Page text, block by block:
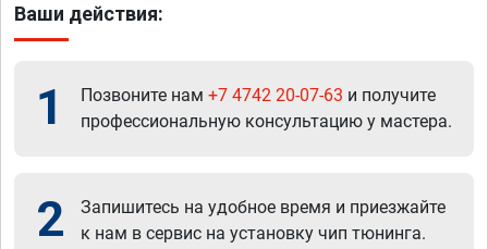
Ваши действия:
1 Позвоните нам +7 4742 20-07-63 и получите
профессиональную консультацию у мастера.
2
Запишитесь на удобное время и приезжайте
к нам в сервис на установку чип тюнинга.